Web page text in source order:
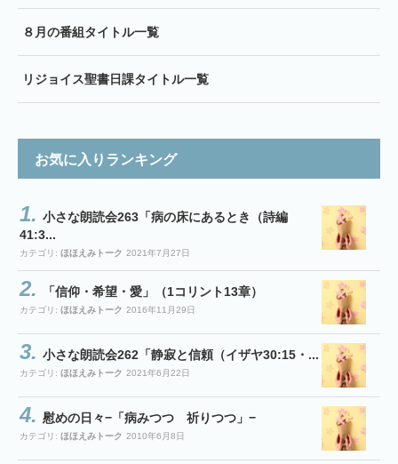
８月の番組タイトル一覧
リジョイス聖書日課タイトル一覧
お気に入りランキング
小さな朗読会263「病の床にあるとき（詩編
41:3...
カテゴリ: ほほえみトーク 2021年7月27日
「信仰・希望・愛」（1コリント13章）
カテゴリ: ほほえみトーク 2016年11月29日
小さな朗読会262「静寂と信頼（イザヤ30:15・...
カテゴリ: ほほえみトーク 2021年6月22日
慰めの日々−「病みつつ 祈りつつ」−
カテゴリ: ほほえみトーク 2010年6月8日